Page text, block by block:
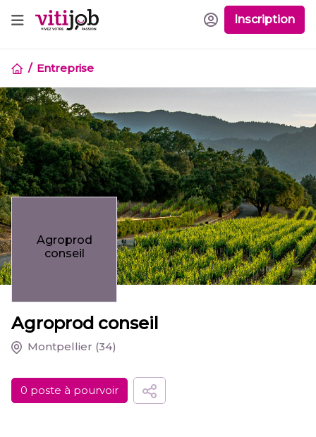
Inscription
Entreprise
Agroprod
conseil
Agroprod conseil
Montpellier (34)
0 poste à pourvoir